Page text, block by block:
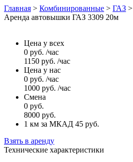
Главная > Комбинированные > ГАЗ >
Аренда автовышки ГАЗ 3309 20м
Цена у всех
0 руб. /час
1150 руб. /час
Цена у нас
0 руб. /час
1000 руб. /час
Смена
0 руб.
8000 руб.
1 км за МКАД 45 руб.
Взять в аренду
Технические характеристики